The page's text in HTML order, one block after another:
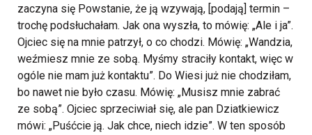
zaczyna się Powstanie, że ją wzywają, [podają] termin –
trochę podsłuchałam. Jak ona wyszła, to mówię: „Ale i ja”.
Ojciec się na mnie patrzył, o co chodzi. Mówię: „Wandzia,
weźmiesz mnie ze sobą. Myśmy straciły kontakt, więc w
ogóle nie mam już kontaktu”. Do Wiesi już nie chodziłam,
bo nawet nie było czasu. Mówię: „Musisz mnie zabrać
ze sobą”. Ojciec sprzeciwiał się, ale pan Dziatkiewicz
mówi: „Puśćcie ją. Jak chce, niech idzie”. W ten sposób